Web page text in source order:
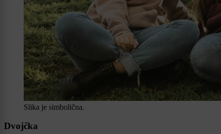
Slika je simbolična.
Dvojčka